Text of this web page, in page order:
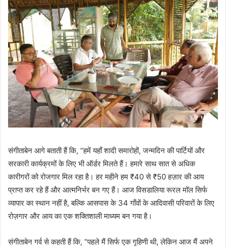
संगीताबेन आगे बताती हैं कि, “हमें यहाँ शादी समारोहों, जन्मदिन की पार्टियों और
सरकारी कार्यक्रमों के लिए भी ऑर्डर मिलते हैं। हमारे साथ सात से अधिक
कारीगरों को रोजगार मिल रहा है। हर महीने हम ₹40 से ₹50 हज़ार की आय
प्राप्त कर रहे हैं और आत्मनिर्भर बन गए हैं। आज विसडालिया रूरल मॉल सिर्फ
व्यापार का स्थान नहीं है, बल्कि आसपास के 34 गाँवों के आदिवासी परिवारों के लिए
रोज़गार और आय का एक शक्तिशाली माध्यम बन गया है।
संगीताबेन गर्व से कहती हैं कि, “पहले मैं सिर्फ एक गृहिणी थी, लेकिन आज मैं अपने